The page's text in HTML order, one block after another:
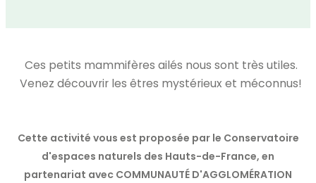
Ces petits mammifères ailés nous sont très utiles.
Venez découvrir les êtres mystérieux et méconnus!
Cette activité vous est proposée par le Conservatoire
d'espaces naturels des Hauts-de-France, en
partenariat avec COMMUNAUTÉ D'AGGLOMÉRATION